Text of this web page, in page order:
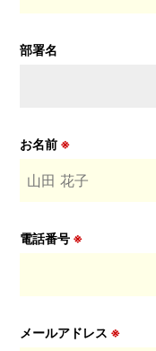
部署名
お名前 ※
電話番号 ※
メールアドレス ※